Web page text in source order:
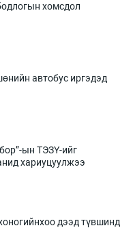
хомсдол
автобус иргэдэд
ын ТЭЗҮ-ийг
хариуцуулжээ
дээд түвшинд